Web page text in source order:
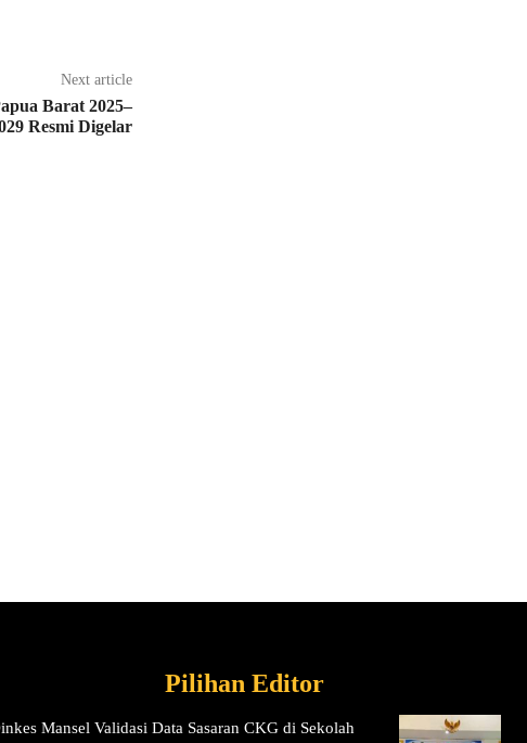
Next article
Barat 2025–
Resmi Digelar
Pilihan Editor
Mansel Validasi Data Sasaran CKG di Sekolah